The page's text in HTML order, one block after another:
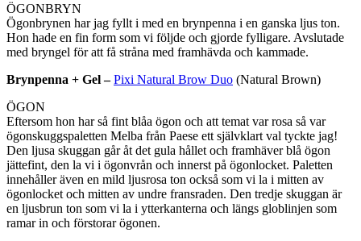
ÖGONBRYN
Ögonbrynen har jag fyllt i med en brynpenna i en ganska ljus ton.
Hon hade en fin form som vi följde och gjorde fylligare. Avslutade
med bryngel för att få stråna med framhävda och kammade.
Brynpenna + Gel – Pixi Natural Brow Duo (Natural Brown)
ÖGON
Eftersom hon har så fint blåa ögon och att temat var rosa så var
ögonskuggspaletten Melba från Paese ett självklart val tyckte jag!
Den ljusa skuggan går åt det gula hållet och framhäver blå ögon
jättefint, den la vi i ögonvrån och innerst på ögonlocket. Paletten
innehåller även en mild ljusrosa ton också som vi la i mitten av
ögonlocket och mitten av undre fransraden. Den tredje skuggan är
en ljusbrun ton som vi la i ytterkanterna och längs globlinjen som
ramar in och förstorar ögonen.